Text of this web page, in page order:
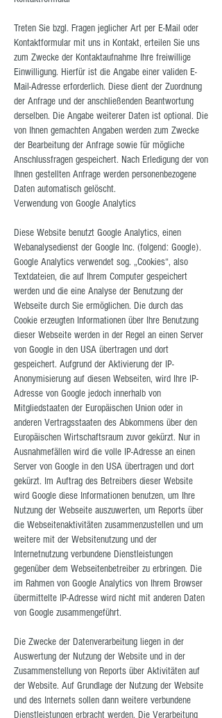
Treten Sie bzgl. Fragen jeglicher Art per E-Mail oder
Kontaktformular mit uns in Kontakt, erteilen Sie uns
zum Zwecke der Kontaktaufnahme Ihre freiwillige
Einwilligung. Hierfür ist die Angabe einer validen E-
Mail-Adresse erforderlich. Diese dient der Zuordnung
der Anfrage und der anschließenden Beantwortung
derselben. Die Angabe weiterer Daten ist optional. Die
von Ihnen gemachten Angaben werden zum Zwecke
der Bearbeitung der Anfrage sowie für mögliche
Anschlussfragen gespeichert. Nach Erledigung der von
Ihnen gestellten Anfrage werden personenbezogene
Daten automatisch gelöscht.
Verwendung von Google Analytics
Diese Website benutzt Google Analytics, einen
Webanalysedienst der Google Inc. (folgend: Google).
Google Analytics verwendet sog. „Cookies“, also
Textdateien, die auf Ihrem Computer gespeichert
werden und die eine Analyse der Benutzung der
Webseite durch Sie ermöglichen. Die durch das
Cookie erzeugten Informationen über Ihre Benutzung
dieser Webseite werden in der Regel an einen Server
von Google in den USA übertragen und dort
gespeichert. Aufgrund der Aktivierung der IP-
Anonymisierung auf diesen Webseiten, wird Ihre IP-
Adresse von Google jedoch innerhalb von
Mitgliedstaaten der Europäischen Union oder in
anderen Vertragsstaaten des Abkommens über den
Europäischen Wirtschaftsraum zuvor gekürzt. Nur in
Ausnahmefällen wird die volle IP-Adresse an einen
Server von Google in den USA übertragen und dort
gekürzt. Im Auftrag des Betreibers dieser Website
wird Google diese Informationen benutzen, um Ihre
Nutzung der Webseite auszuwerten, um Reports über
die Webseitenaktivitäten zusammenzustellen und um
weitere mit der Websitenutzung und der
Internetnutzung verbundene Dienstleistungen
gegenüber dem Webseitenbetreiber zu erbringen. Die
im Rahmen von Google Analytics von Ihrem Browser
übermittelte IP-Adresse wird nicht mit anderen Daten
von Google zusammengeführt.
Die Zwecke der Datenverarbeitung liegen in der
Auswertung der Nutzung der Website und in der
Zusammenstellung von Reports über Aktivitäten auf
der Website. Auf Grundlage der Nutzung der Website
und des Internets sollen dann weitere verbundene
Dienstleistungen erbracht werden. Die Verarbeitung